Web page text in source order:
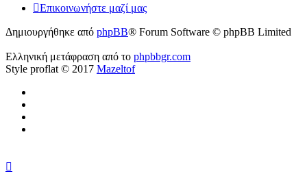
Επικοινωνήστε μαζί μας
Δημιουργήθηκε από phpBB® Forum Software © phpBB Limited
Ελληνική μετάφραση από το phpbbgr.com
Style proflat © 2017 Mazeltof